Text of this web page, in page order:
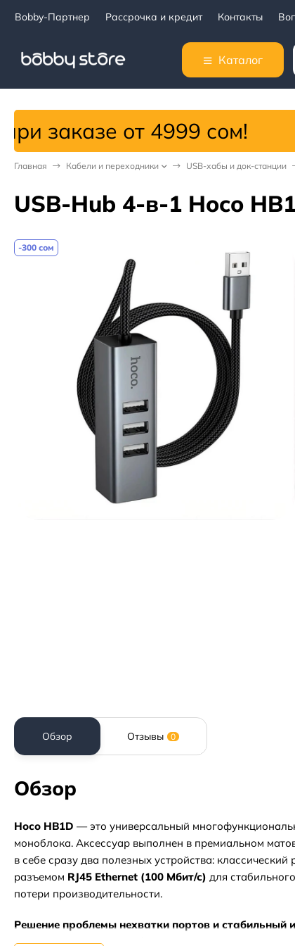
Bobby-Партнер Рассрочка и кредит Контакты
Каталог
от 4999 сом!
Главная Кабели и переходники USB-хабы и док-станции
USB-Hub 4-в-1 Hoco
-300 сом
Обзор Отзывы 0
Обзор
Hoco HB1D — это универсальный
моноблока. Аксессуар выполнен в премиальном
в себе сразу два полезных устройства: классический
разъемом RJ45 Ethernet (100 Мбит/с) для
потери производительности.
Решение проблемы нехватки портов и стабильный
разъем для интернет-кабеля в них практически не